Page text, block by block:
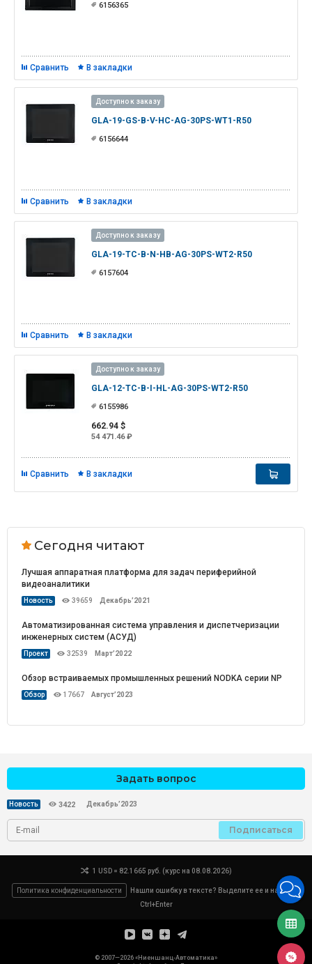
6156365
Сравнить В закладки
Доступно к заказу
GLA-19-GS-B-V-HC-AG-30PS-WT1-R50
6156644
Сравнить В закладки
Доступно к заказу
GLA-19-TC-B-N-HB-AG-30PS-WT2-R50
6157604
Сравнить В закладки
Доступно к заказу
GLA-12-TС-B-I-HL-AG-30PS-WT2-R50
6155986
662.94 $
54 471.46 ₽
Сравнить В закладки
Сегодня читают
Лучшая аппаратная платформа для задач периферийной
видеоаналитики
Новость 39659 Декабрь’2021
Автоматизированная система управления и диспетчеризации
инженерных систем (АСУД)
Проект 32539 Март’2022
Обзор встраиваемых промышленных решений NODKA серии NP
Обзор 17667 Август’2023
Задать вопрос
Новость 3422 Декабрь’2023
Подписаться
1 USD = 82.1665 руб. (курс на 08.08.2026)
Политика конфиденциальности
Нашли ошибку в тексте? Выделите ее и нажмите
Ctrl+Enter
© 2007—2026 «Ниеншанц-Автоматика»